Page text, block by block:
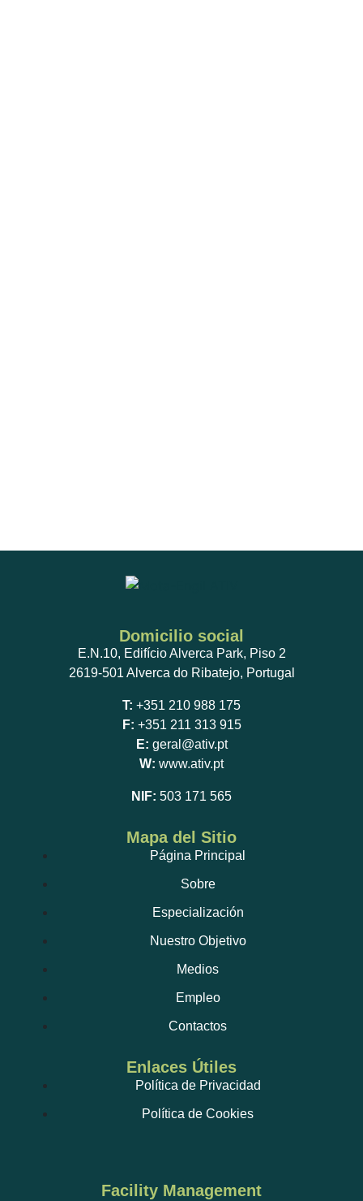
Domicilio social
E.N.10, Edifício Alverca Park, Piso 2
2619-501 Alverca do Ribatejo, Portugal
T: +351 210 988 175
F: +351 211 313 915
E: geral@ativ.pt
W: www.ativ.pt
NIF: 503 171 565
Mapa del Sitio
Página Principal
Sobre
Especialización
Nuestro Objetivo
Medios
Empleo
Contactos
Enlaces Útiles
Política de Privacidad
Política de Cookies
Facility Management